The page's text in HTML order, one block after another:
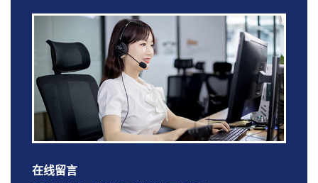
在线留言